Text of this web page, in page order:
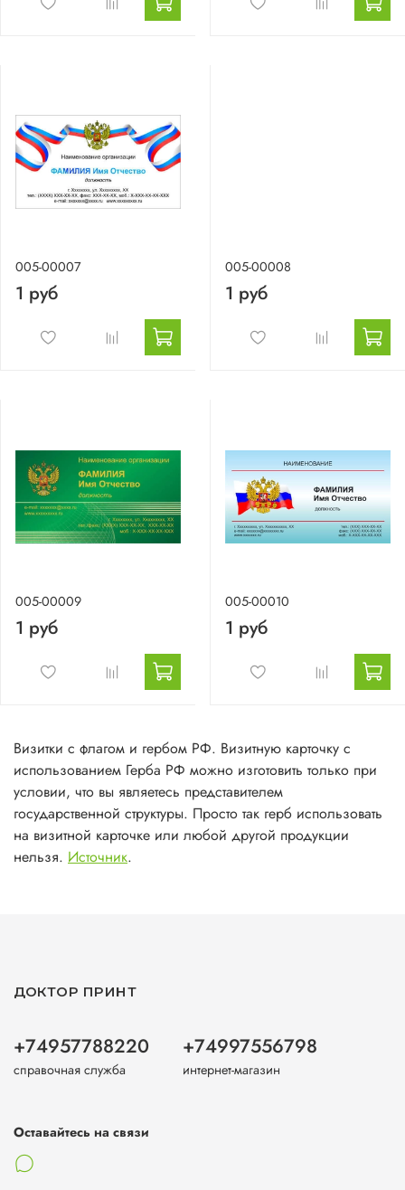
005-00007
1 руб
005-00008
1 руб
005-00009
1 руб
005-00010
1 руб
Визитки с флагом и гербом РФ. Визитную карточку с
использованием Герба РФ можно изготовить только при
условии, что вы являетесь представителем
государственной структуры. Просто так герб использовать
на визитной карточке или любой другой продукции
нельзя. Источник.
ДОКТОР ПРИНТ
+74957788220
справочная служба
+74997556798
интернет-магазин
Оставайтесь на связи